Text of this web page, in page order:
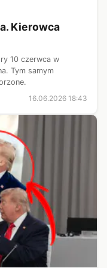
Kierowca
10 czerwca w
Tym samym
16.06.2026 18:43